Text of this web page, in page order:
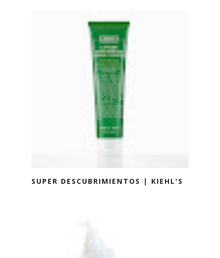
SUPER DESCUBRIMIENTOS | KIEHL'S